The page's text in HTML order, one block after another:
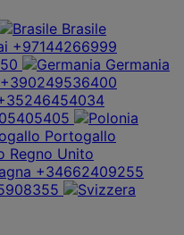
Brasile
+97144266999
Germania
+390249536400
Portogallo
Regno Unito
+34662409255